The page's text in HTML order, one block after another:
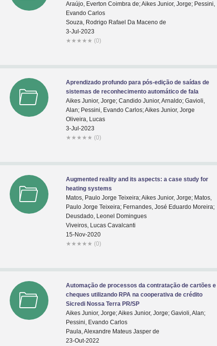
Araújo, Everton Coimbra de; Aikes Junior, Jorge; Pessini,
Evando Carlos
Souza, Rodrigo Rafael Da Maceno de
3-Jul-2023
★ ★ ★ ★ ★ (0)
Aprendizado profundo para pós-edição de saídas de
sistemas de reconhecimento automático de fala
Aikes Junior, Jorge; Candido Junior, Arnaldo; Gavioli,
Alan; Pessini, Evando Carlos; Aikes Junior, Jorge
Oliveira, Lucas
3-Jul-2023
★ ★ ★ ★ ★ (0)
Augmented reality and its aspects: a case study for
heating systems
Matos, Paulo Jorge Teixeira; Aikes Junior, Jorge; Matos,
Paulo Jorge Teixeira; Fernandes, José Eduardo Moreira;
Deusdado, Leonel Domingues
Viveiros, Lucas Cavalcanti
15-Nov-2020
★ ★ ★ ★ ★ (0)
Automação de processos da contratação de cartões e
cheques utilizando RPA na cooperativa de crédito
Sicredi Nossa Terra PR/SP
Aikes Junior, Jorge; Aikes Junior, Jorge; Gavioli, Alan;
Pessini, Evando Carlos
Paula, Alexandre Mateus Jasper de
23-Out-2022